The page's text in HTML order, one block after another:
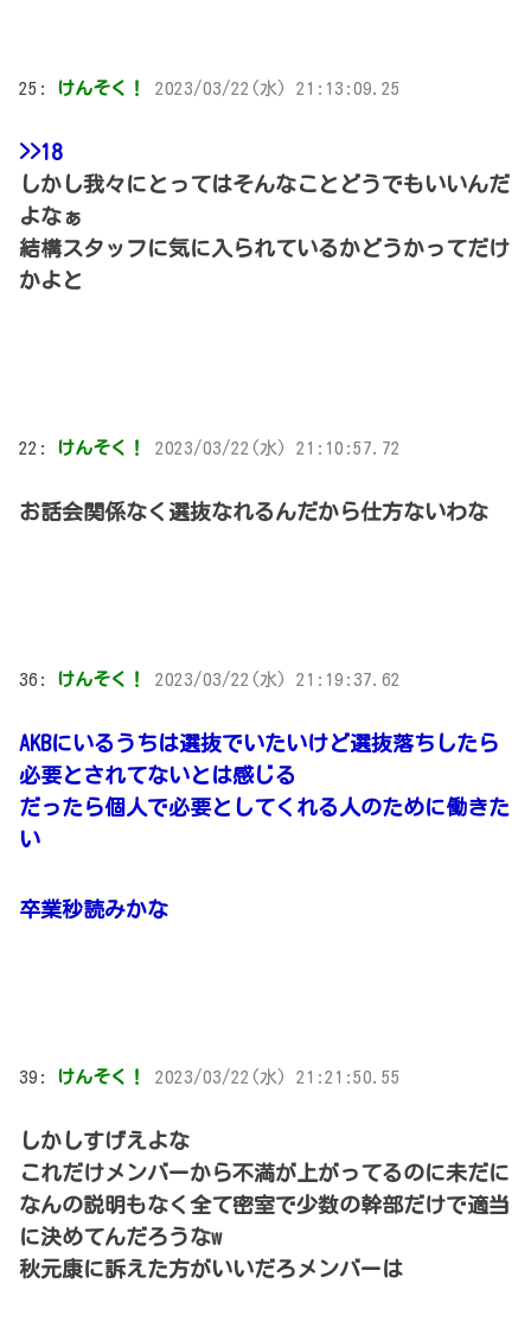
25: けんそく！ 2023/03/22(水) 21:13:09.25
>>18
しかし我々にとってはそんなことどうでもいいんだ
よなぁ
結構スタッフに気に入られているかどうかってだけ
かよと
22: けんそく！ 2023/03/22(水) 21:10:57.72
お話会関係なく選抜なれるんだから仕方ないわな
36: けんそく！ 2023/03/22(水) 21:19:37.62
AKBにいるうちは選抜でいたいけど選抜落ちしたら
必要とされてないとは感じる
だったら個人で必要としてくれる人のために働きた
い
卒業秒読みかな
39: けんそく！ 2023/03/22(水) 21:21:50.55
しかしすげえよな
これだけメンバーから不満が上がってるのに未だに
なんの説明もなく全て密室で少数の幹部だけで適当
に決めてんだろうなw
秋元康に訴えた方がいいだろメンバーは